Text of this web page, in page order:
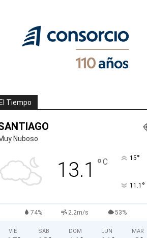
El Tiempo
Nuboso
13.1 °C 15°
11.1 °
74% 2.2m/s 53%
VIE SÁB DOM LUN MAR